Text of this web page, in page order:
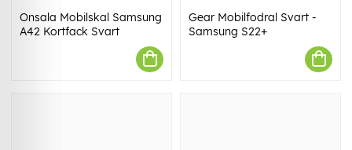
Onsala Mobilskal Samsung
A42 Kortfack Svart
Gear Mobilfodral Svart -
Samsung S22+